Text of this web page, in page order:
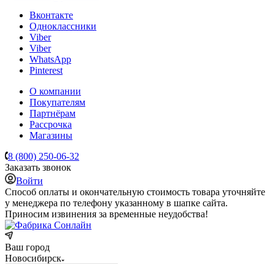
Вконтакте
Одноклассники
Viber
Viber
WhatsApp
Pinterest
О компании
Покупателям
Партнёрам
Рассрочка
Магазины
8 (800) 250-06-32
Заказать звонок
Войти
Способ оплаты и окончательную стоимость товара уточняйте
у менеджера по телефону указанному в шапке сайта.
Приносим извинения за временные неудобства!
Ваш город
Новосибирск